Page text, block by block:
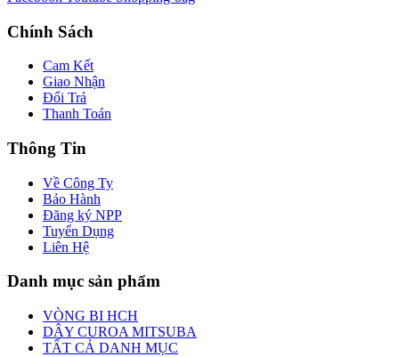
Chính Sách
Cam Kết
Giao Nhận
Đổi Trả
Thanh Toán
Thông Tin
Về Công Ty
Bảo Hành
Đăng ký NPP
Tuyển Dụng
Liên Hệ
Danh mục sản phẩm
VÒNG BI HCH
DÂY CUROA MITSUBA
TẤT CẢ DANH MỤC